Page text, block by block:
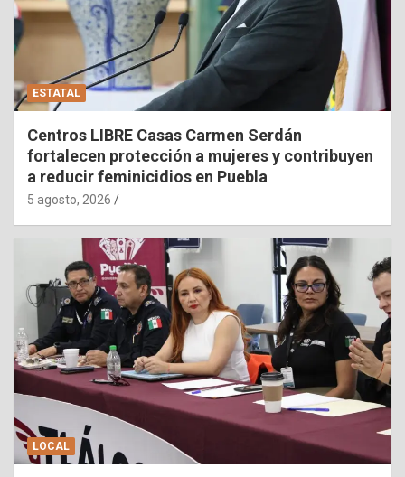
ESTATAL
Centros LIBRE Casas Carmen Serdán
fortalecen protección a mujeres y contribuyen
a reducir feminicidios en Puebla
5 agosto, 2026
LOCAL